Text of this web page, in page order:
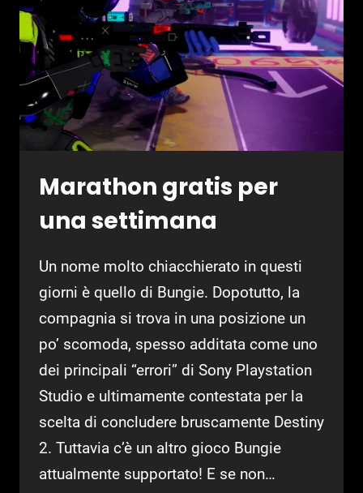
“SENZA
SONY
AVREMMO
CHIUSO
LE
PORTE
BEN
PRIMA!”
Marathon gratis per
una settimana
Un nome molto chiacchierato in questi
giorni è quello di Bungie. Dopotutto, la
compagnia si trova in una posizione un
po’ scomoda, spesso additata come uno
dei principali “errori” di Sony Playstation
Studio e ultimamente contestata per la
scelta di concludere bruscamente Destiny
2. Tuttavia c’è un altro gioco Bungie
attualmente supportato! E se non…